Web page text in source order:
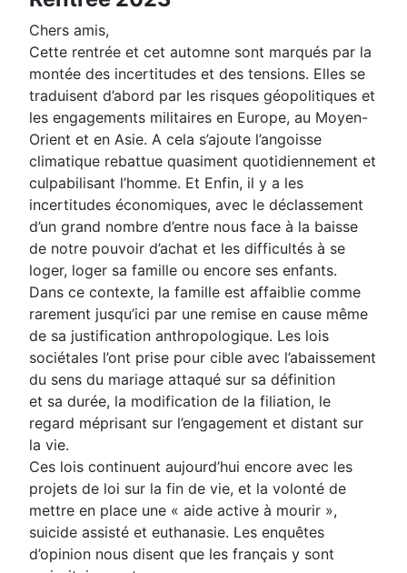
Chers amis,
Cette rentrée et cet automne sont marqués par la
montée des incertitudes et des tensions. Elles se
traduisent d’abord par les risques géopolitiques et
les engagements militaires en Europe, au Moyen-
Orient et en Asie. A cela s’ajoute l’angoisse
climatique rebattue quasiment quotidiennement et
culpabilisant l’homme. Et Enfin, il y a les
incertitudes économiques, avec le déclassement
d’un grand nombre d’entre nous face à la baisse
de notre pouvoir d’achat et les difficultés à se
loger, loger sa famille ou encore ses enfants.
Dans ce contexte, la famille est affaiblie comme
rarement jusqu’ici par une remise en cause même
de sa justification anthropologique. Les lois
sociétales l’ont prise pour cible avec l’abaissement
du sens du mariage attaqué sur sa définition
et sa durée, la modification de la filiation, le
regard méprisant sur l’engagement et distant sur
la vie.
Ces lois continuent aujourd’hui encore avec les
projets de loi sur la fin de vie, et la volonté de
mettre en place une « aide active à mourir »,
suicide assisté et euthanasie. Les enquêtes
d’opinion nous disent que les français y sont